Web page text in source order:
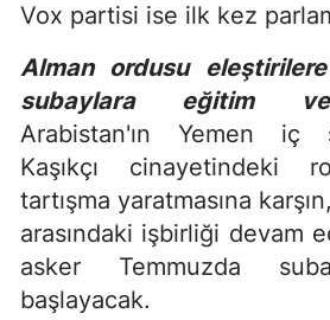
Vox partisi ise ilk kez
Alman ordusu
subaylara eğitim
Arabistan'ın Yemen iç
Kaşıkçı cinayetindeki
tartışma yaratmasına
arasındaki işbirliği devam
asker Temmuzda
başlayacak.